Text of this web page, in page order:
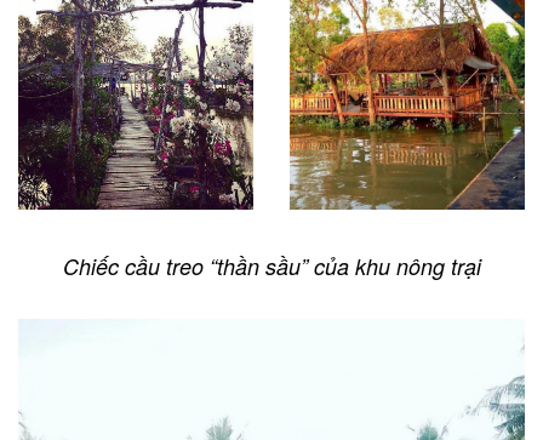
Chiếc cầu treo “thần sầu” của khu nông trại